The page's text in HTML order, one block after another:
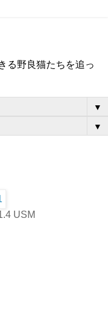
る野良猫たちを追っ
▼
▼
USM